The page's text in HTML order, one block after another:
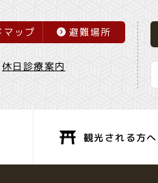
マップ 避難場所
休日診療案内
観光される方へ